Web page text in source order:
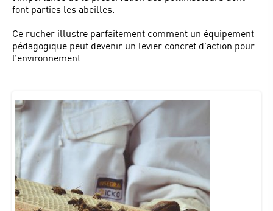
font parties les abeilles.
Ce rucher illustre parfaitement comment un équipement
pédagogique peut devenir un levier concret d’action pour
l’environnement.